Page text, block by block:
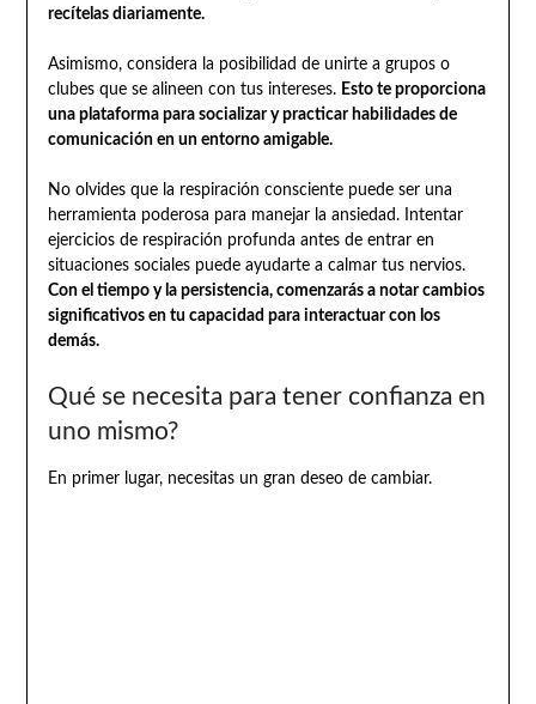
recítelas diariamente.
Asimismo, considera la posibilidad de unirte a grupos o
clubes que se alineen con tus intereses. Esto te proporciona
una plataforma para socializar y practicar habilidades de
comunicación en un entorno amigable.
No olvides que la respiración consciente puede ser una
herramienta poderosa para manejar la ansiedad. Intentar
ejercicios de respiración profunda antes de entrar en
situaciones sociales puede ayudarte a calmar tus nervios.
Con el tiempo y la persistencia, comenzarás a notar cambios
significativos en tu capacidad para interactuar con los
demás.
Qué se necesita para tener confianza en
uno mismo?
En primer lugar, necesitas un gran deseo de cambiar.